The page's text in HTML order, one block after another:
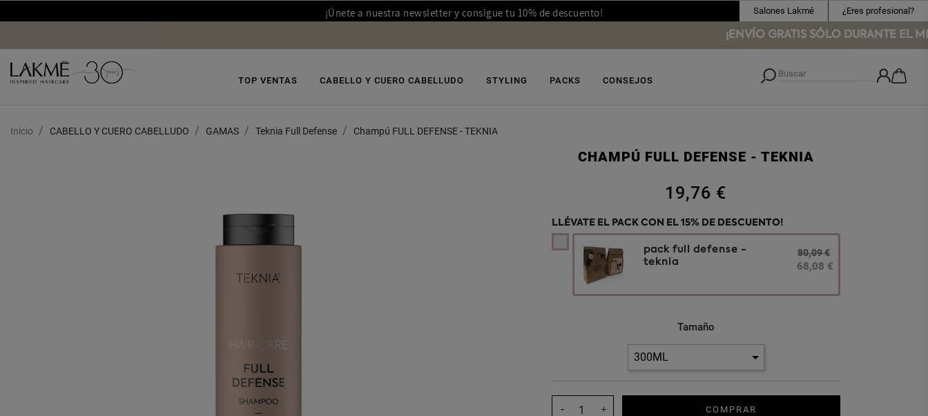
¡Únete a nuestra newsletter y consigue tu 10% de descuento!
¡ENVÍO GRATIS SÓLO DURANTE EL MES
Salones Lakmé ¿Eres profesional?
TOP VENTAS CABELLO Y CUERO CABELLUDO STYLING PACKS CONSEJOS
Inicio CABELLO Y CUERO CABELLUDO GAMAS Teknia Full Defense Champú FULL DEFENSE - TEKNIA
CHAMPÚ FULL DEFENSE - TEKNIA
19,76 €
LLÉVATE EL PACK CON EL 15% DE DESCUENTO!
pack full defense -
teknia
80,09 €
68,08 €
Tamaño
COMPRAR